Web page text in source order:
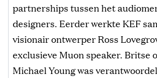
partnerships tussen het
designers. Eerder werkte KEF
visionair ontwerper Ross
exclusieve Muon speaker. Britse
Michael Young was